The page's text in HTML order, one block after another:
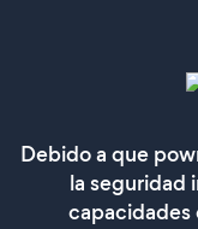
Debido a que
la seguridad
capacidades